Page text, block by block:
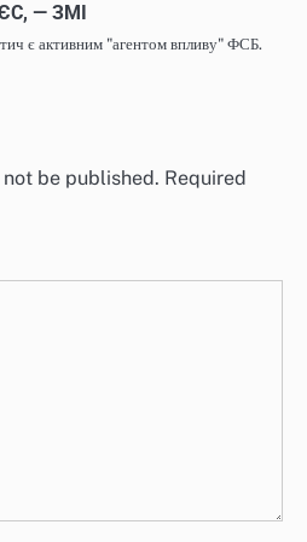
— ЗМІ
є активним "агентом впливу" ФСБ.
be published. Required